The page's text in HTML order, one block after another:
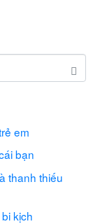
em
bạn
thanh thiếu
kịch